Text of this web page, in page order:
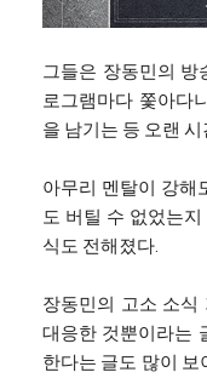
그들은 장동민의
로그램마다 쫓아다
을 남기는 등 오랜
아무리 멘탈이 강해
도 버틸 수 없었는
식도 전해졌다.
장동민의 고소 소식
대응한 것뿐이라는
한다는 글도 많이 보